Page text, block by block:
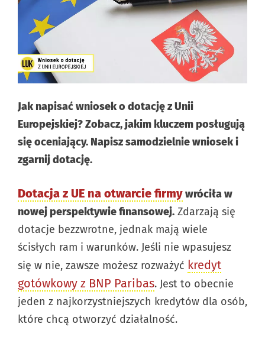
Jak napisać wniosek o dotację z Unii
Europejskiej? Zobacz, jakim kluczem posługują
się oceniający. Napisz samodzielnie wniosek i
zgarnij dotację.
Dotacja z UE na otwarcie firmywróciła w
nowej perspektywie finansowej. Zdarzają się
dotacje bezzwrotne, jednak mają wiele
ścisłych ram i warunków. Jeśli nie wpasujesz
się w nie, zawsze możesz rozważyć kredyt
gotówkowy z BNP Paribas. Jest to obecnie
jeden z najkorzystniejszych kredytów dla osób,
które chcą otworzyć działalność.